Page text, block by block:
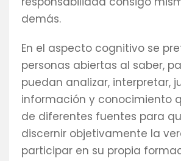
demás.
En el aspecto cognitivo se
personas abiertas al saber,
puedan analizar, interpretar,
información y conocimiento
de diferentes fuentes para
discernir objetivamente la
participar en su propia